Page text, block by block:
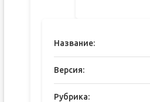
Название:
Версия:
Рубрика: